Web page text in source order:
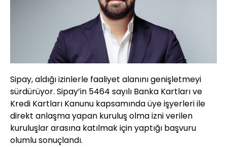
Sipay, aldığı izinlerle faaliyet alanını genişletmeyi
sürdürüyor. Sipay’in 5464 sayılı Banka Kartları ve
Kredi Kartları Kanunu kapsamında üye işyerleri ile
direkt anlaşma yapan kuruluş olma izni verilen
kuruluşlar arasına katılmak için yaptığı başvuru
olumlu sonuçlandı.